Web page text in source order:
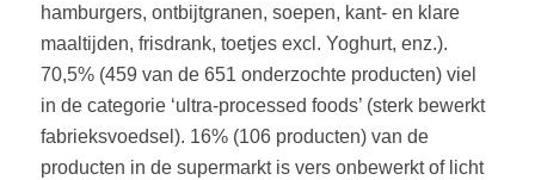
hamburgers, ontbijtgranen, soepen, kant- en klare
maaltijden, frisdrank, toetjes excl. Yoghurt, enz.).
70,5% (459 van de 651 onderzochte producten) viel
in de categorie ‘ultra-processed foods’ (sterk bewerkt
fabrieksvoedsel). 16% (106 producten) van de
producten in de supermarkt is vers onbewerkt of licht